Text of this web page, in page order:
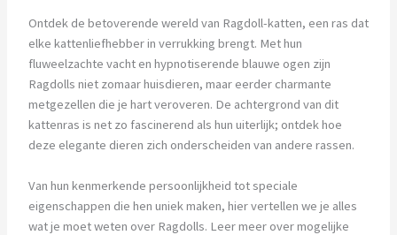
Ontdek de betoverende wereld van Ragdoll-katten, een ras dat
elke kattenliefhebber in verrukking brengt. Met hun
fluweelzachte vacht en hypnotiserende blauwe ogen zijn
Ragdolls niet zomaar huisdieren, maar eerder charmante
metgezellen die je hart veroveren. De achtergrond van dit
kattenras is net zo fascinerend als hun uiterlijk; ontdek hoe
deze elegante dieren zich onderscheiden van andere rassen.
Van hun kenmerkende persoonlijkheid tot speciale
eigenschappen die hen uniek maken, hier vertellen we je alles
wat je moet weten over Ragdolls. Leer meer over mogelijke